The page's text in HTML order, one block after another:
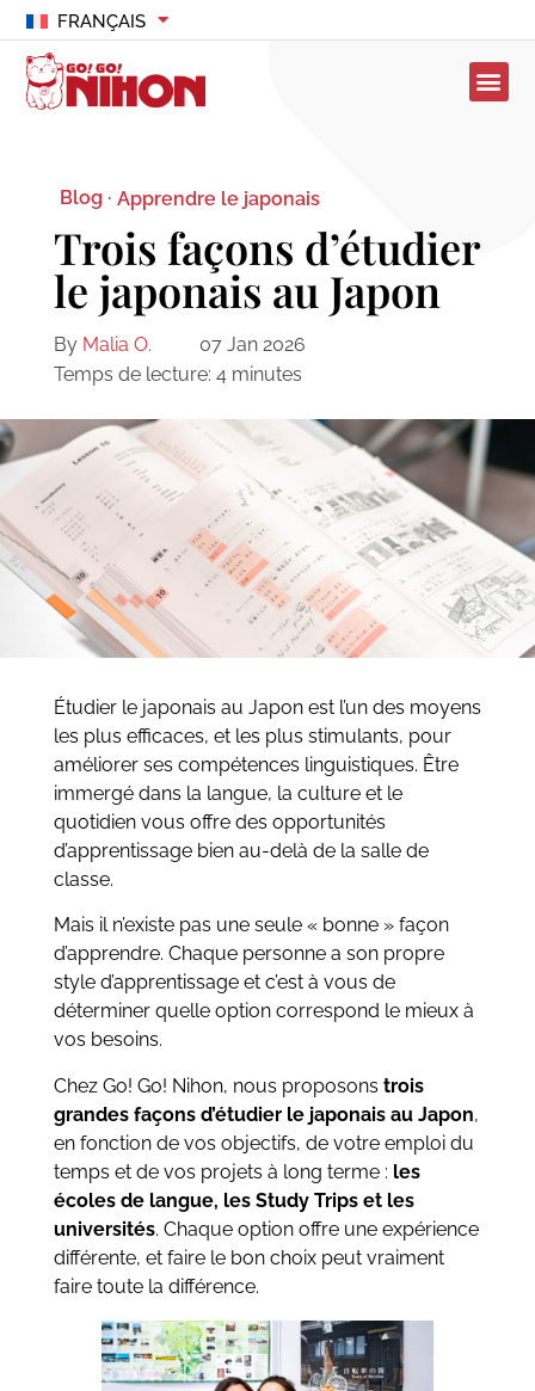
FRANÇAIS
Blog · Apprendre le japonais
Trois façons d’étudier
le japonais au Japon
By Malia O.
07 Jan 2026
Temps de lecture: 4 minutes
Étudier le japonais au Japon est l’un des moyens
les plus efficaces, et les plus stimulants, pour
améliorer ses compétences linguistiques. Être
immergé dans la langue, la culture et le
quotidien vous offre des opportunités
d’apprentissage bien au-delà de la salle de
classe.
Mais il n’existe pas une seule « bonne » façon
d’apprendre. Chaque personne a son propre
style d’apprentissage et c’est à vous de
déterminer quelle option correspond le mieux à
vos besoins.
Chez Go! Go! Nihon, nous proposons trois
grandes façons d’étudier le japonais au Japon,
en fonction de vos objectifs, de votre emploi du
temps et de vos projets à long terme : les
écoles de langue, les Study Trips et les
universités. Chaque option offre une expérience
différente, et faire le bon choix peut vraiment
faire toute la différence.